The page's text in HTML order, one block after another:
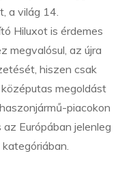
a világ 14.
Hiluxot is érdemes
megvalósul, az újra
hiszen csak
megoldást
piacokon
Európában jelenleg